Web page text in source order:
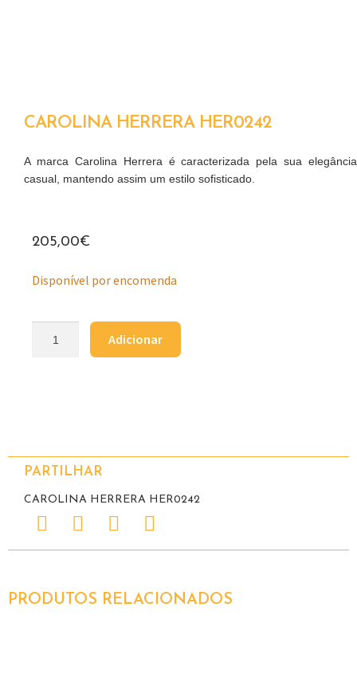
CAROLINA HERRERA HER0242
A marca Carolina Herrera é caracterizada pela sua elegância
casual, mantendo assim um estilo sofisticado.
205,00€
Disponível por encomenda
Adicionar
PARTILHAR
CAROLINA HERRERA HER0242
PRODUTOS RELACIONADOS